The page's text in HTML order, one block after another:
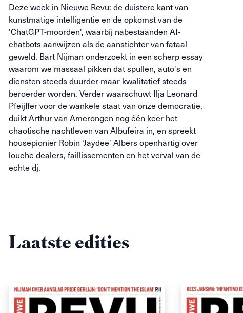
Deze week in Nieuwe Revu: de duistere kant van
kunstmatige intelligentie en de opkomst van de
'ChatGPT-moorden', waarbij nabestaanden AI-
chatbots aanwijzen als de aanstichter van fataal
geweld. Bart Nijman onderzoekt in een scherp essay
waarom we massaal pikken dat spullen, auto's en
diensten steeds duurder maar kwalitatief steeds
beroerder worden. Verder waarschuwt Ilja Leonard
Pfeijffer voor de wankele staat van onze democratie,
duikt Arthur van Amerongen nog één keer het
chaotische nachtleven van Albufeira in, en spreekt
housepionier Robin ‘Jaydee’ Albers openhartig over
louche dealers, faillissementen en het verval van de
echte dj.
Laatste edities